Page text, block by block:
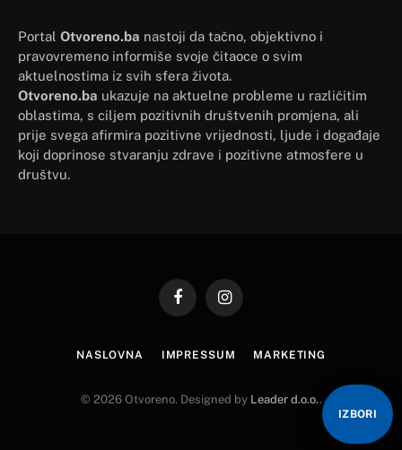
Portal Otvoreno.ba nastoji da tačno, objektivno i
pravovremeno informiše svoje čitaoce o svim
aktuelnostima iz svih sfera života.
Otvoreno.ba ukazuje na aktuelne probleme u različitim
oblastima, s ciljem pozitivnih društvenih promjena, ali
prije svega afirmira pozitivne vrijednosti, ljude i događaje
koji doprinose stvaranju zdrave i pozitivne atmosfere u
društvu.
FacebookInstagram
NASLOVNA IMPRESSUM MARKETING
© 2026 Otvoreno. Designed by Leader d.o.o. .
IZBORI